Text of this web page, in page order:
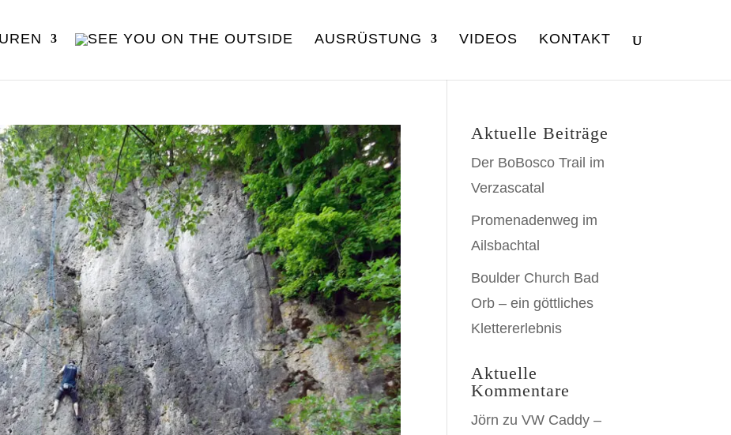
AUSRÜSTUNG VIDEOS KONTAKT
Aktuelle Beiträge
Der BoBosco Trail im
Verzascatal
Promenadenweg im
Ailsbachtal
Boulder Church Bad
Orb – ein göttliches
Klettererlebnis
Aktuelle
Kommentare
Jörn zuVW Caddy –